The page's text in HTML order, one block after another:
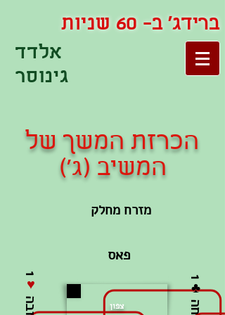
ברידג' ב- 60 שניות
אלדד
גינוסר
הכרזת המשך של
המשיב (ג')
מזרח מחלק
♥
1
פאס
צפון
ה
כ
ר
ז
ת
פ
ת
י
ח
ה